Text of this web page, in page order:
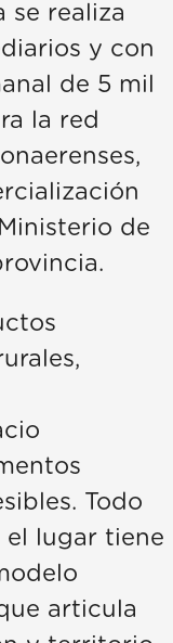
se realiza
y con
de 5 mil
la red
de
Todo
el lugar tiene
articula